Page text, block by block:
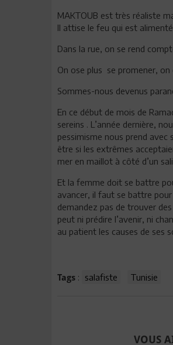
MAKTOUB est très réaliste
Il attise le feu qui est
Dans la rue, on se rend
On ose plus se promener,
Sommes-nous devenus
En ce début de mois de
sereins . L’année dernière,
pessimisme nous prend
être si les extrêmes
mer en maillot à côté d’un
Et la femme doit se battre
avancer, il faut se battre
demandez pas de trouver
peut ni prédire l’avenir, ni
au patient les causes de ses
Tags : salafiste Tunisie
VOUS